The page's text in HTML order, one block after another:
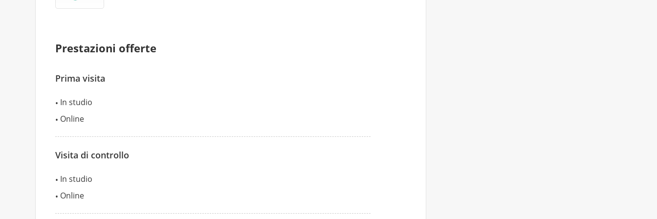
Prestazioni offerte
Prima visita
In studio
Online
Visita di controllo
In studio
Online